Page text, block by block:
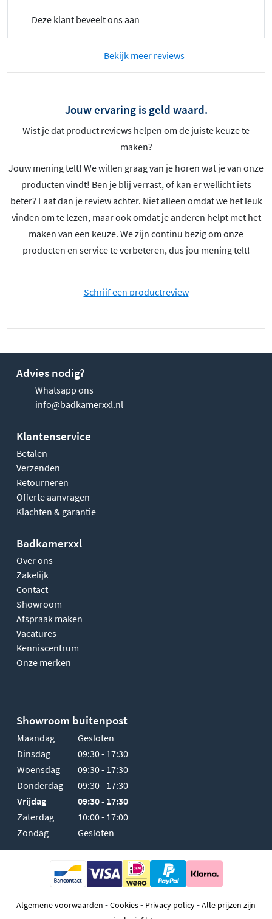
Deze klant beveelt ons aan
Bekijk meer reviews
Jouw ervaring is geld waard.
Wist je dat product reviews helpen om de juiste keuze te
maken?
Jouw mening telt! We willen graag van je horen wat je van onze
producten vindt! Ben je blij verrast, of kan er wellicht iets
beter? Laat dan je review achter. Niet alleen omdat we het leuk
vinden om te lezen, maar ook omdat je anderen helpt met het
maken van een keuze. We zijn continu bezig om onze
producten en service te verbeteren, dus jou mening telt!
Schrijf een productreview
Advies nodig?
Whatsapp ons
info@badkamerxxl.nl
Klantenservice
Betalen
Verzenden
Retourneren
Offerte aanvragen
Klachten & garantie
Badkamerxxl
Over ons
Zakelijk
Contact
Showroom
Afspraak maken
Vacatures
Kenniscentrum
Onze merken
Showroom buitenpost
Maandag
Gesloten
Dinsdag
09:30 - 17:30
Woensdag
09:30 - 17:30
Donderdag
09:30 - 17:30
Vrijdag
09:30 - 17:30
Zaterdag
10:00 - 17:00
Zondag
Gesloten
Algemene voorwaarden -Cookies- Privacy policy-Alle prijzen zijn